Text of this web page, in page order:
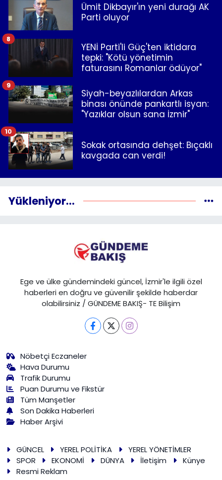
Ümit Dikbayır'ın yeni durağı AK
Parti oluyor
YENİ Parti'li Güç'ten iktidara
tepki: "Kötü yönetimin
faturasını Romanlar ödüyor"
8
Siyah-beyazlılardan Arkas
binası önünde pankartlı isyan:
"Yazıklar olsun sana İzmir"
9
Sokak ortasında dehşet: Bıçaklı
kavgada can verdi!
10
Yükleniyor...
Ege ve ülke gündemindeki güncel, İzmir'le ilgili özel
haberleri en doğru ve güvenilir şekilde haberdar
olabilirsiniz / GÜNDEME BAKIŞ- TE Bilişim
Nöbetçi Eczaneler
Hava Durumu
Trafik Durumu
Puan Durumu ve Fikstür
Tüm Manşetler
Son Dakika Haberleri
Haber Arşivi
GÜNCEL YEREL POLİTİKA
YEREL YÖNETİMLER
SPOR
EKONOMİ DÜNYA İletişim
Künye
Resmi Reklam